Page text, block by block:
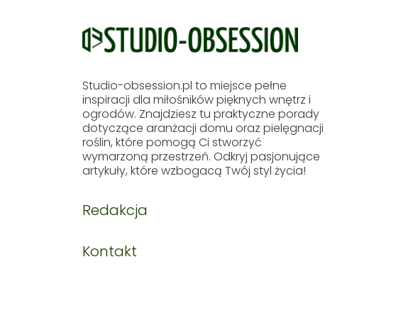
Studio-obsession.pl to miejsce pełne
inspiracji dla miłośników pięknych wnętrz i
ogrodów. Znajdziesz tu praktyczne porady
dotyczące aranżacji domu oraz pielęgnacji
roślin, które pomogą Ci stworzyć
wymarzoną przestrzeń. Odkryj pasjonujące
artykuły, które wzbogacą Twój styl życia!
Redakcja
Kontakt